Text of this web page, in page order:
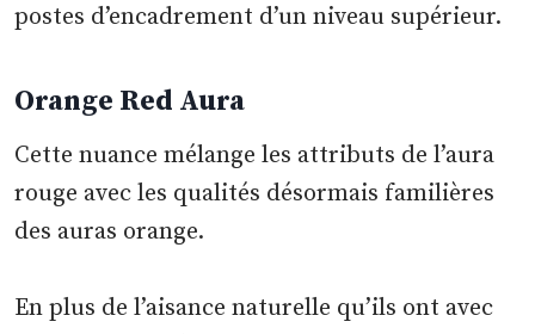
postes d’encadrement d’un niveau supérieur.
Orange Red Aura
Cette nuance mélange les attributs de l’aura
rouge avec les qualités désormais familières
des auras orange.
En plus de l’aisance naturelle qu’ils ont avec